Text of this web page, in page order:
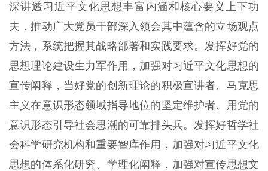
深讲透习近平文化思想丰富内涵和核心要义上下功
夫，推动广大党员干部深入领会其中蕴含的立场观点
方法，系统把握其战略部署和实践要求。发挥好党的
思想理论建设生力军作用，加强对习近平文化思想的
宣传阐释，当好党的创新理论的积极宣讲者、马克思
主义在意识形态领域指导地位的坚定维护者、用党的
意识形态引导社会思潮的可靠排头兵。发挥好哲学社
会科学研究机构和重要智库作用，加强对习近平文化
思想的体系化研究、学理化阐释，加强对宣传思想文